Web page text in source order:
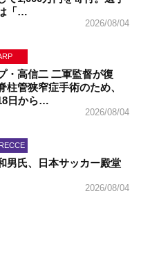
「…
2026/08/04
・高信二 二軍監督が復
柱管狭窄症手術のため、
日から…
2026/08/04
男氏、日本サッカー殿堂
2026/08/04